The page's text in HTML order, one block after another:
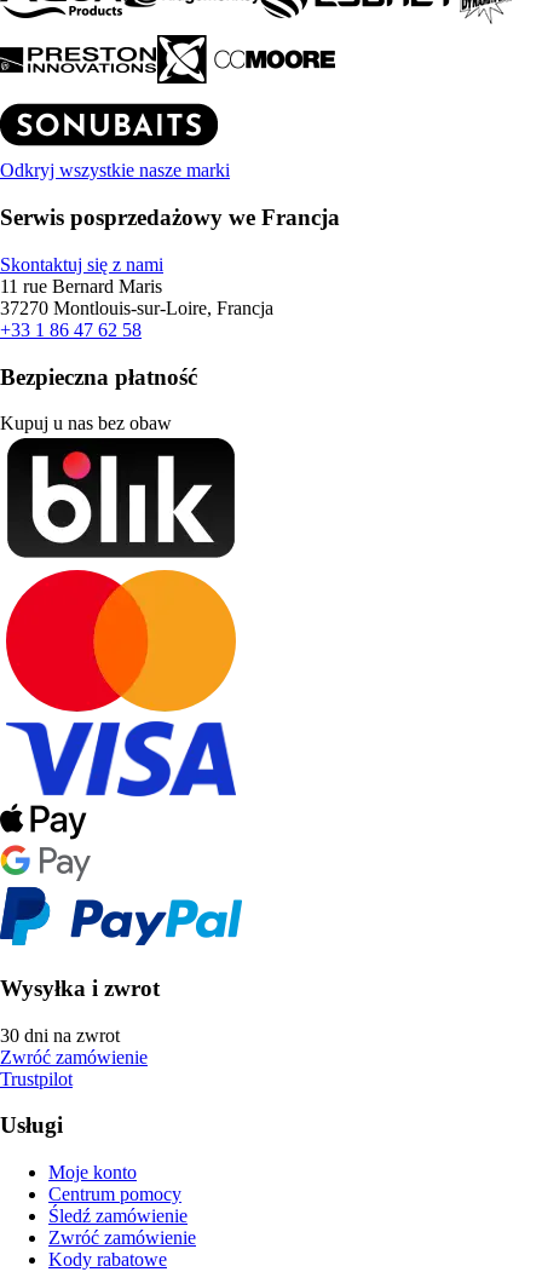
Odkryj wszystkie nasze marki
Serwis posprzedażowy we Francja
Skontaktuj się z nami
11 rue Bernard Maris
37270 Montlouis-sur-Loire, Francja
+33 1 86 47 62 58
Bezpieczna płatność
Kupuj u nas bez obaw
Wysyłka i zwrot
30 dni na zwrot
Zwróć zamówienie
Trustpilot
Usługi
Moje konto
Centrum pomocy
Śledź zamówienie
Zwróć zamówienie
Kody rabatowe